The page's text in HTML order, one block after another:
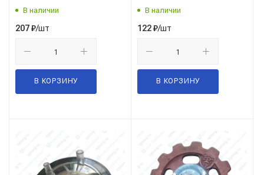
В наличии
207₽/шт
В КОРЗИНУ
В наличии
122₽/шт
В КОРЗИНУ